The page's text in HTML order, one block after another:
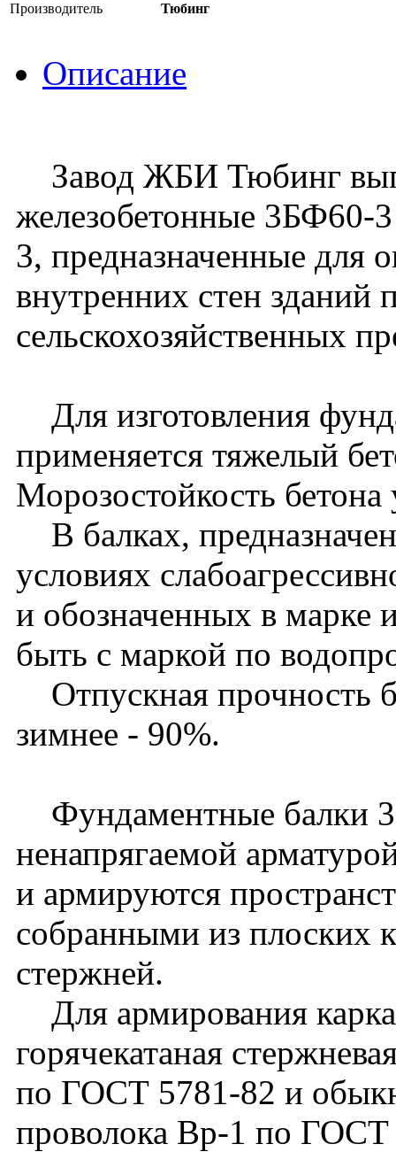
Производитель Тюбинг
Описание
Завод ЖБИ Тюбинг
железобетонные 3БФ60-
3, предназначенные для
внутренних стен
сельскохозяйственных
Для изготовления
применяется тяжелый
Морозостойкость бетона
В балках,
условиях
и обозначенных в марке
быть с маркой по
Отпускная прочность
зимнее - 90%.
Фундаментные балки
ненапрягаемой
и армируются
собранными из плоских
стержней.
Для армирования
горячекатаная
по ГОСТ 5781-82 и
проволока Вр-1 по ГОСТ